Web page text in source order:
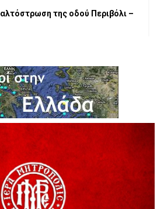
της οδού Περιβόλι –
ΣΥΝΕΧΙΖΕΙ ΣΤΟΝ ΠΡΩΤΕΑ
Συλλόγου Ταξιάρχη προς κ.
του Α΄ κλάδου ύδρευσης